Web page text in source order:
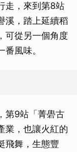
走，來到第8站
溪，踏上延續稻
可從另一個角度
風味。
第9站「菁礐古
業，也讓火紅的
飛舞，生態豐